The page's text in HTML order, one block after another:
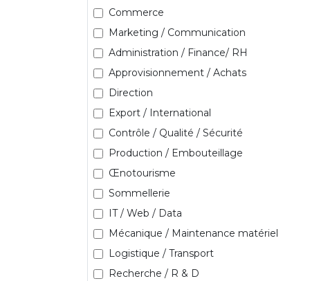
Commerce
Marketing / Communication
Administration / Finance/ RH
Approvisionnement / Achats
Direction
Export / International
Contrôle / Qualité / Sécurité
Production / Embouteillage
Œnotourisme
Sommellerie
IT / Web / Data
Mécanique / Maintenance matériel
Logistique / Transport
Recherche / R & D